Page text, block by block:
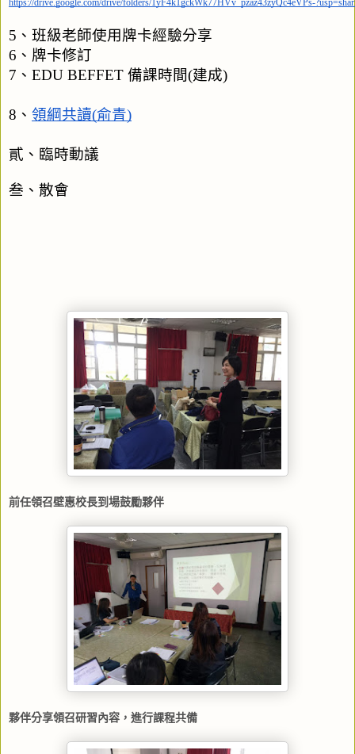
https://drive.google.com/drive/folders/1yF4k1gckWk77HVv_pzaz43zyQc4eVPs-
5、班級老師使用牌卡經驗分享
6、牌卡修訂
7、EDU BEFFET 備課時間(建成)
8、 領綱共讀(俞青)
貳、臨時動議
叁、散會
前任領召壁惠校長到場鼓勵夥伴
夥伴分享領召研習內容，進行課程共備